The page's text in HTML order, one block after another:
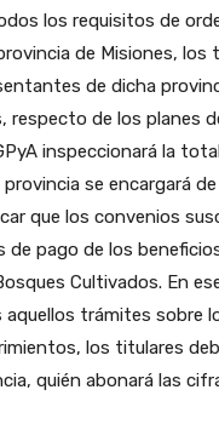
los requisitos de
de Misiones, los
de dicha
respecto de los planes
inspeccionará la
provincia se encargará
que los convenios
de pago de los
Cultivados. En
trámites sobre
los titulares
quién abonará las